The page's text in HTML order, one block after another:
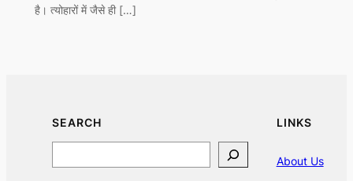
है। त्योहारों में जैसे ही […]
SEARCH LINKS
About Us